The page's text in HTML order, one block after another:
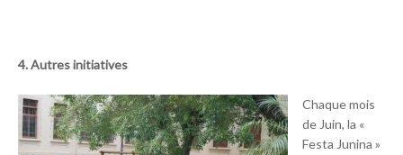
4. Autres initiatives
Chaque mois
de Juin, la «
Festa Junina »